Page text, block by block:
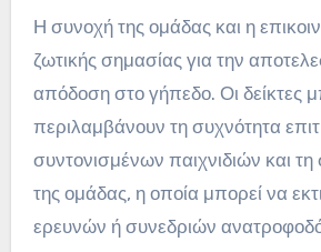
Η συνοχή της ομάδας και η
ζωτικής σημασίας για την
απόδοση στο γήπεδο. Οι δείκτες
περιλαμβάνουν τη συχνότητα
συντονισμένων παιχνιδιών και τη
της ομάδας, η οποία μπορεί να
ερευνών ή συνεδριών